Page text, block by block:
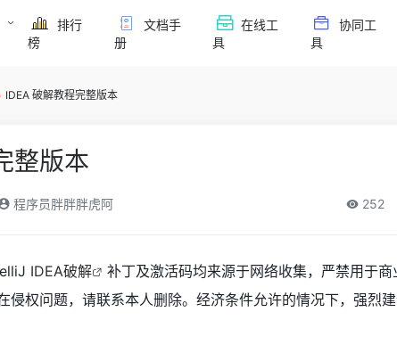
排行
榜
文档手
册
在线工
具
协同工
具
IDEA 破解教程完整版本
整版本
程序员胖胖胖虎阿 252
IDEA破解
补丁及激活码均来源于网络收集，严禁用于商
侵权问题，请联系本人删除。经济条件允许的情况下，强烈